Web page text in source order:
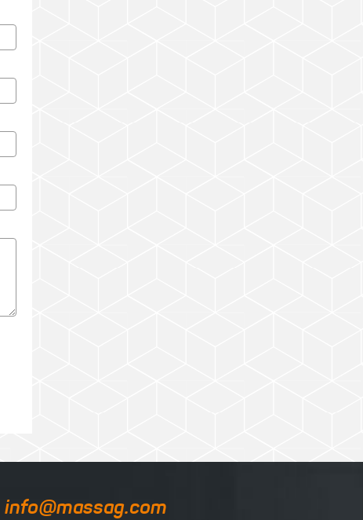
info@massag.com